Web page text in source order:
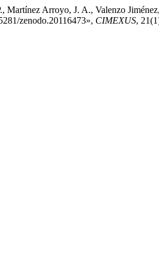
Martínez Arroyo, J. A., Valenzo
zenodo.20116473», CIMEXUS,